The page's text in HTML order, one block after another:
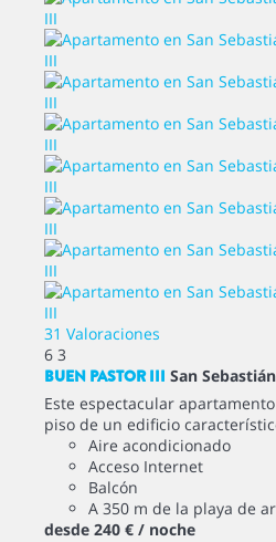
31 Valoraciones
6 3
BUEN PASTOR III San
Este espectacular
piso de un edificio
Aire acondicionado
Acceso Internet
Balcón
A 350 m de la playa de
desde 240 € / noche